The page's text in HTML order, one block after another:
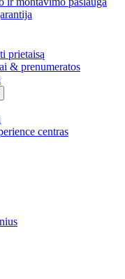
prietaisą
& prenumeratos
centras